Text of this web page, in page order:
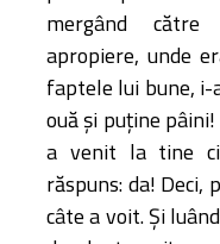
mergând
apropiere, unde
faptele lui bune, i-
ouă şi puţine
a venit la tine
răspuns: da! Deci,
câte a voit. Şi